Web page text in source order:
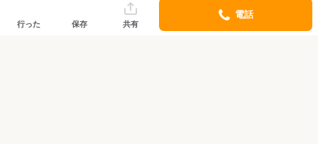
行った 保存 共有
電話